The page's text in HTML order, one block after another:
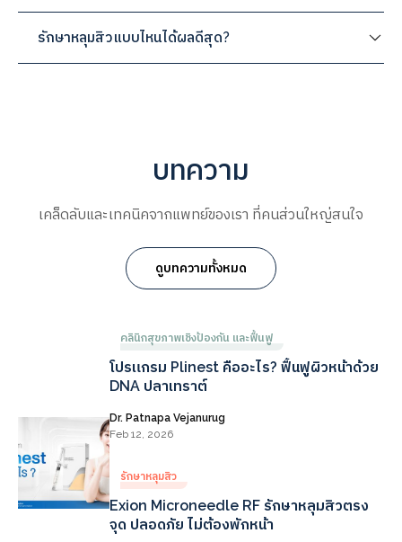
รักษาหลุมสิวแบบไหนได้ผลดีสุด?
บทความ
เคล็ดลับและเทคนิคจากแพทย์ของเรา ที่คนส่วนใหญ่สนใจ
ดูบทความทั้งหมด
คลินิกสุขภาพเชิงป้องกัน และฟื้นฟู
โปรแกรม Plinest คืออะไร? ฟื้นฟูผิวหน้าด้วย
DNA ปลาเทราต์
Dr. Patnapa Vejanurug
Feb 12, 2026
รักษาหลุมสิว
Exion Microneedle RF รักษาหลุมสิวตรง
จุด ปลอดภัย ไม่ต้องพักหน้า